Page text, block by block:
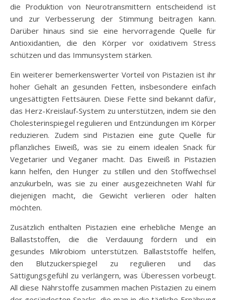
die Produktion von Neurotransmittern entscheidend ist
und zur Verbesserung der Stimmung beitragen kann.
Darüber hinaus sind sie eine hervorragende Quelle für
Antioxidantien, die den Körper vor oxidativem Stress
schützen und das Immunsystem stärken.
Ein weiterer bemerkenswerter Vorteil von Pistazien ist ihr
hoher Gehalt an gesunden Fetten, insbesondere einfach
ungesättigten Fettsäuren. Diese Fette sind bekannt dafür,
das Herz-Kreislauf-System zu unterstützen, indem sie den
Cholesterinspiegel regulieren und Entzündungen im Körper
reduzieren. Zudem sind Pistazien eine gute Quelle für
pflanzliches Eiweiß, was sie zu einem idealen Snack für
Vegetarier und Veganer macht. Das Eiweiß in Pistazien
kann helfen, den Hunger zu stillen und den Stoffwechsel
anzukurbeln, was sie zu einer ausgezeichneten Wahl für
diejenigen macht, die Gewicht verlieren oder halten
möchten.
Zusätzlich enthalten Pistazien eine erhebliche Menge an
Ballaststoffen, die die Verdauung fördern und ein
gesundes Mikrobiom unterstützen. Ballaststoffe helfen,
den Blutzuckerspiegel zu regulieren und das
Sättigungsgefühl zu verlängern, was Überessen vorbeugt.
All diese Nährstoffe zusammen machen Pistazien zu einem